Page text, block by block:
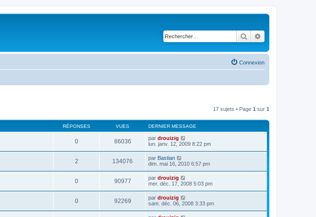
Rechercher
Connexion
17 sujets • Page 1 sur 1
RÉPONSES VUES DERNIER MESSAGE
0 86036 par drouizig
lun. janv. 12, 2009 8:22 pm
2 134076 par Bastian
dim. mai 16, 2010 6:57 pm
0 90977 par drouizig
mer. déc. 17, 2008 5:03 pm
0 92269 par drouizig
sam. déc. 06, 2008 3:33 pm